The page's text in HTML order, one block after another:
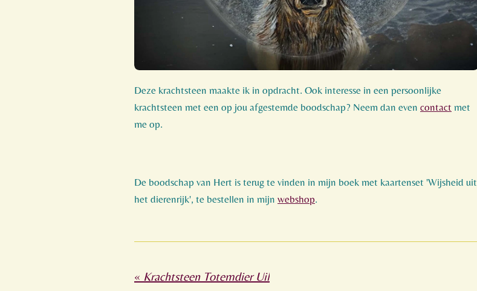
Deze krachtsteen maakte ik in opdracht. Ook interesse in een persoonlijke
krachtsteen met een op jou afgestemde boodschap? Neem dan even contact met
me op.
De boodschap van Hert is terug te vinden in mijn boek met kaartenset 'Wijsheid uit
het dierenrijk', te bestellen in mijn webshop.
« Krachtsteen Totemdier Uil